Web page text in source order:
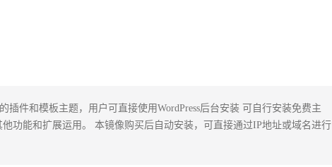
插件和模板主题，用户可直接使用WordPress后台安装 可自行安装免费主
功能和扩展运用。 本镜像购买后自动安装，可直接通过IP地址或域名进行